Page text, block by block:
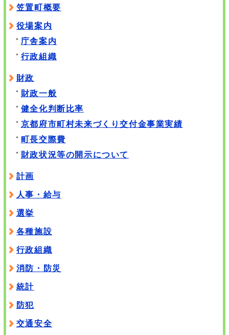
笠置町概要
役場案内
庁舎案内
行政組織
財政
財政一般
健全化判断比率
京都府市町村未来づくり交付金事業実績
町長交際費
財政状況等の開示について
計画
人事・給与
選挙
各種施設
行政組織
消防・防災
統計
防犯
交通安全